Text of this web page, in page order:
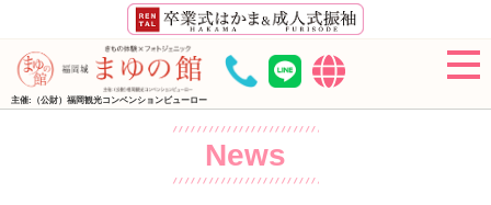
主催:（公財）福岡観光コンベンションビューロー
News